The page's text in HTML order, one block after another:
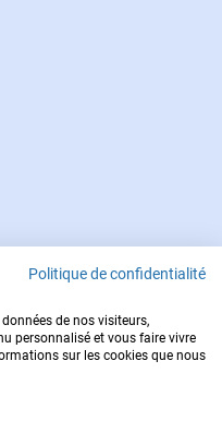
: 112
Politique de confidentialité
de nos visiteurs,
personnalisé et vous faire vivre
sur les cookies que nous